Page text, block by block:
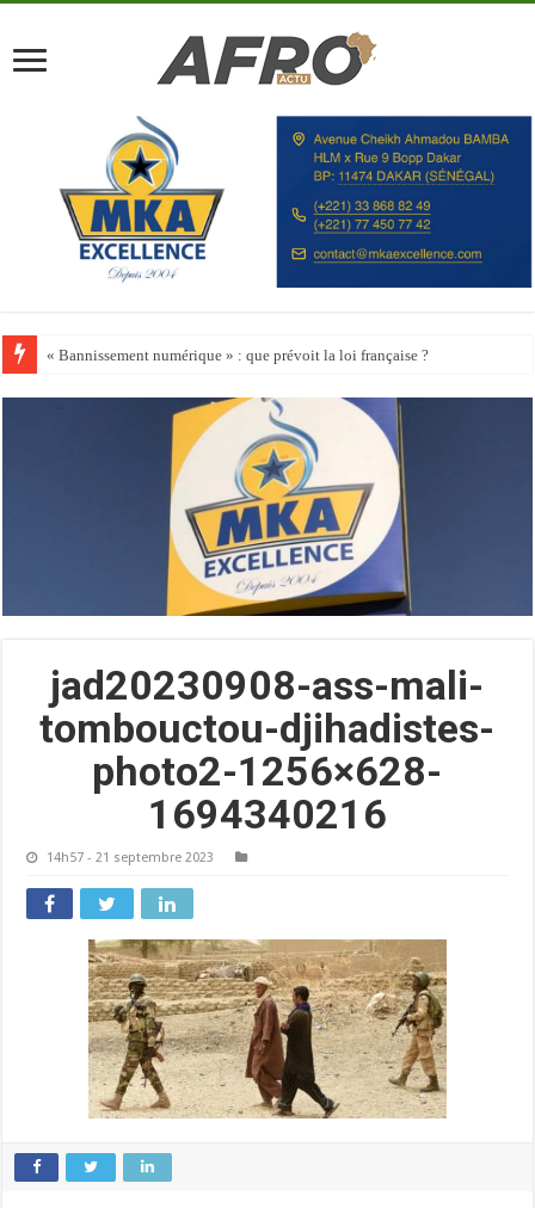
« Bannissement numérique » : que prévoit la loi française ?
jad20230908-ass-mali-
tombouctou-djihadistes-
photo2-1256×628-
1694340216
14h57 - 21 septembre 2023